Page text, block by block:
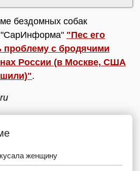
бездомных собак
"СарИнформа" "Пес его
проблему с бродячими
России (в Москве, США
.
женщину